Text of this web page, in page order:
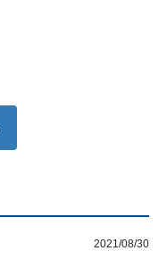
2021/08/30